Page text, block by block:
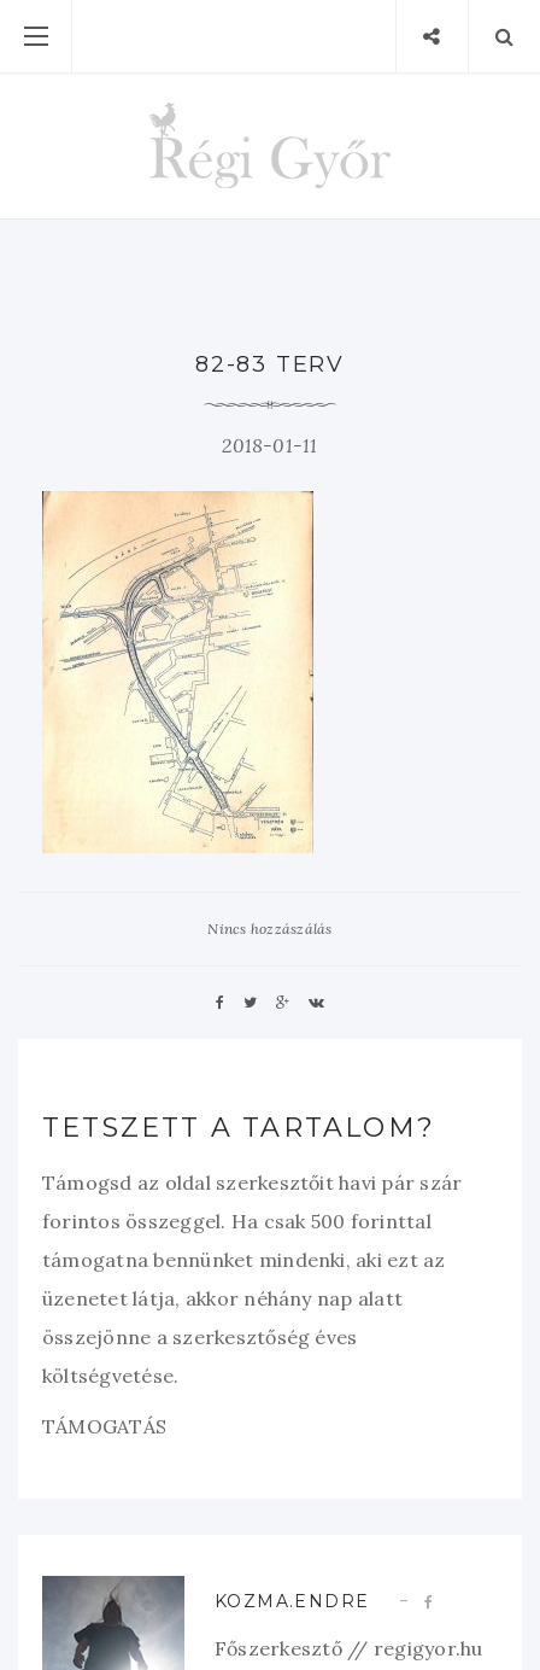
82-83 TERV
2018-01-11
Nincs hozzászálás
TETSZETT A TARTALOM?
Támogsd az oldal szerkesztőit havi pár szár
forintos összeggel. Ha csak 500 forinttal
támogatna bennünket mindenki, aki ezt az
üzenetet látja, akkor néhány nap alatt
összejönne a szerkesztőség éves
költségvetése.
TÁMOGATÁS
KOZMA.ENDRE
Főszerkesztő // regigyor.hu